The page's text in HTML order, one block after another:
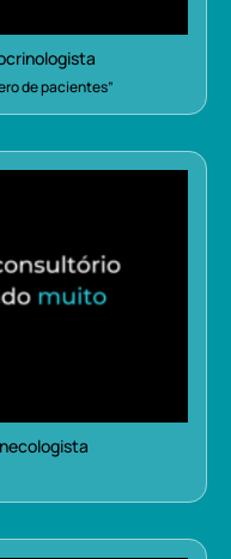
de pacientes”